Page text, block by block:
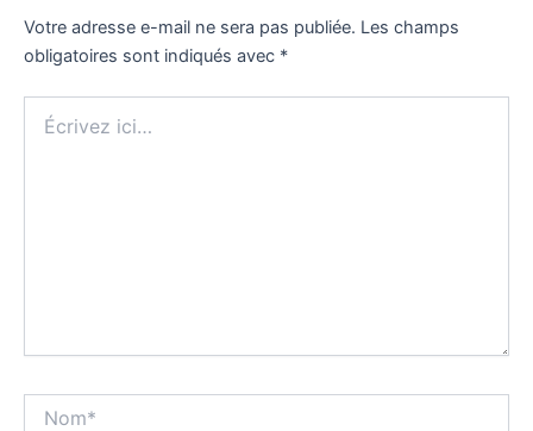
Votre adresse e-mail ne sera pas publiée. Les champs
obligatoires sont indiqués avec *
ici…